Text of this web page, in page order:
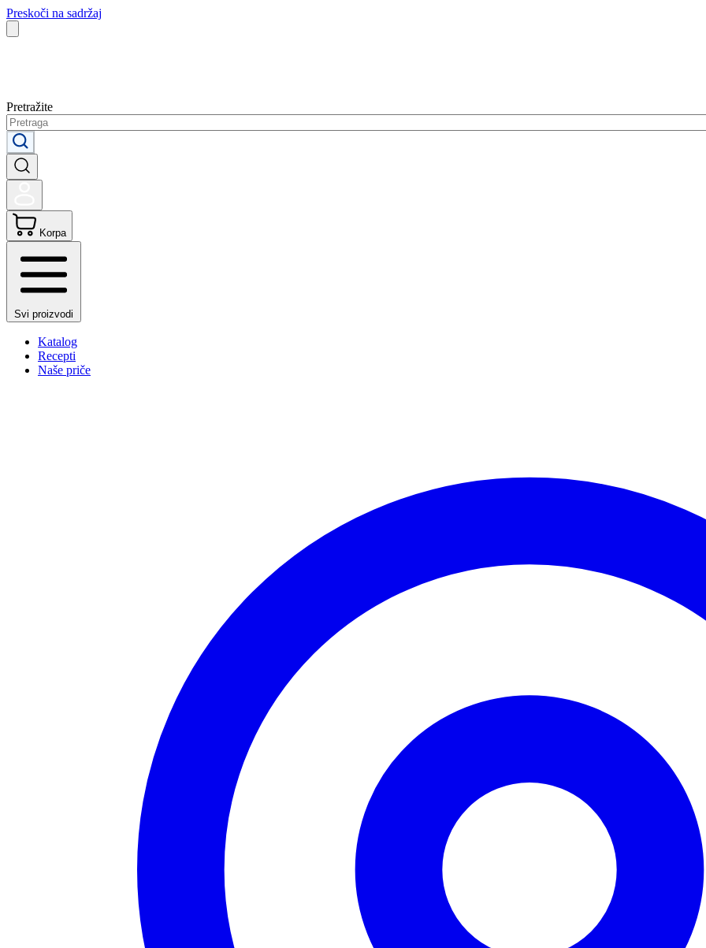
Preskoči na sadržaj
Pretražite
Korpa
Svi proizvodi
Katalog
Recepti
Naše priče